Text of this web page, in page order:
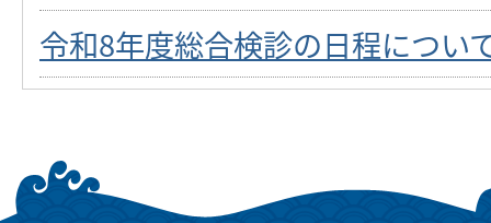
令和8年度総合検診の日程につい